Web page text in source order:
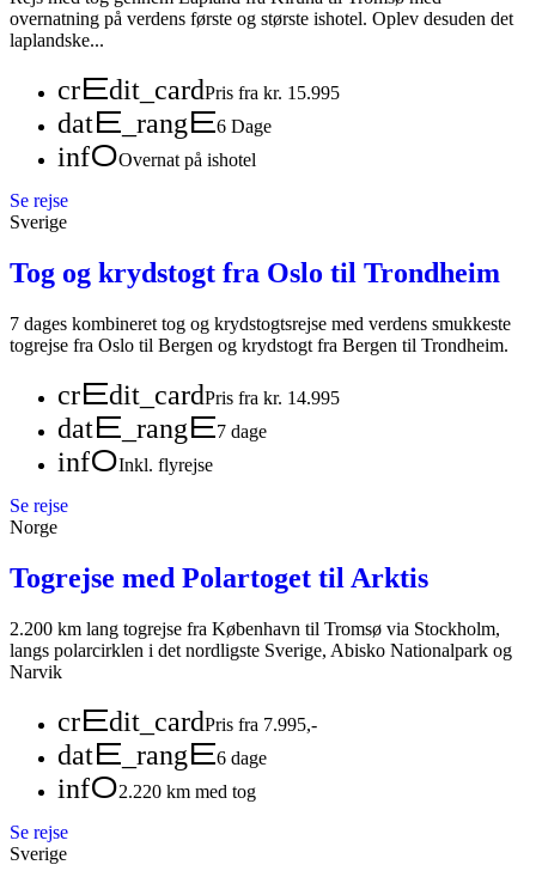
overnatning på verdens første og største ishotel. Oplev desuden det
laplandske...
credit_cardPris fra kr. 15.995
date_range6 Dage
infoOvernat på ishotel
Se rejse
Sverige
Tog og krydstogt fra Oslo til Trondheim
7 dages kombineret tog og krydstogtsrejse med verdens smukkeste
togrejse fra Oslo til Bergen og krydstogt fra Bergen til Trondheim.
credit_cardPris fra kr. 14.995
date_range7 dage
infoInkl. flyrejse
Se rejse
Norge
Togrejse med Polartoget til Arktis
2.200 km lang togrejse fra København til Tromsø via Stockholm,
langs polarcirklen i det nordligste Sverige, Abisko Nationalpark og
Narvik
credit_cardPris fra 7.995,-
date_range6 dage
info2.220 km med tog
Se rejse
Sverige